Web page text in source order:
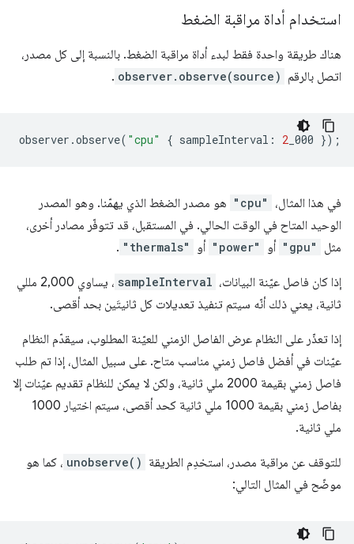
استخدام أداة مراقبة الضغط
هناك طريقة واحدة فقط لبدء أداة مراقبة الضغط. بالنسبة إلى كل مصدر،
اتصل بالرقم observer.observe(source)
.
observer .observe( "cpu" { sampleInterval : 2 _000 });
في هذا المثال، "cpu" هو مصدر الضغط الذي يهمّنا. وهو المصدر
الوحيد المتاح في الوقت الحالي. في المستقبل، قد تتوفّر مصادر أخرى،
مثل
"gpu" أو "power" أو "thermals"
.
إذا كان فاصل عيّنة البيانات، sampleInterval
، يساوي 2,000 مللي
ثانية، يعني ذلك أنّه سيتم تنفيذ تعديلات كل ثانيتَين بحد أقصى.
إذا تعذّر على النظام عرض الفاصل الزمني للعيّنة المطلوب، سيقدّم النظام
عيّنات في أفضل فاصل زمني مناسب متاح. على سبيل المثال، إذا تم طلب
فاصل زمني بقيمة 2000 ملي ثانية، ولكن لا يمكن للنظام تقديم عيّنات إلا
بفاصل زمني بقيمة 1000 ملي ثانية كحد أقصى، سيتم اختيار 1000
ملي ثانية.
للتوقف عن مراقبة مصدر، استخدِم الطريقة unobserve() ، كما هو
موضّح في المثال التالي: